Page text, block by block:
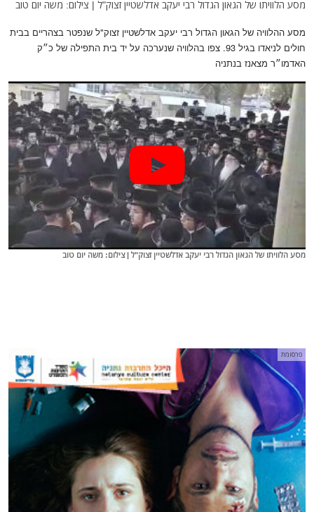
מסע הלוויתו של הגאון הגדול רבי יעקב אדלשטיין זצוק"ל | צילום: משה יום טוב
מסע ההלוויה של הגאון הגדול רבי יעקב אדלשטיין זצוק"ל שנפטר בצהריים בבית
חולים לניאדו בגיל 93. צפו בהלוויה שנערכה על יד בית התפילה של כ״ק
האדמו״ר מצאנז בנתניה
מסע הלוויתו של הגאון הגדול רבי יעקב אדלשטיין זצוק"ל | צילום: משה יום טוב
פרסומת